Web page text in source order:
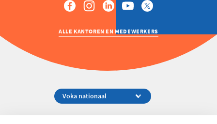
ALLE KANTOREN EN MEDEWERKERS